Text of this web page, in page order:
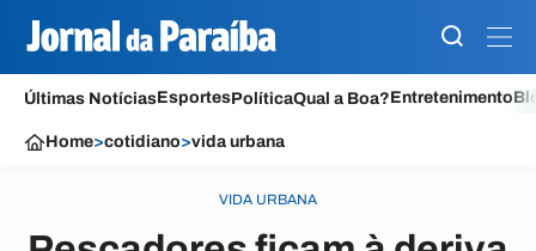
Últimas NotíciasEsportesPolíticaQual a Boa?Entretenimento
Home>cotidiano>vida urbana
VIDA URBANA